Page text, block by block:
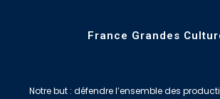
France Grandes
Notre but : défendre l’ensemble des